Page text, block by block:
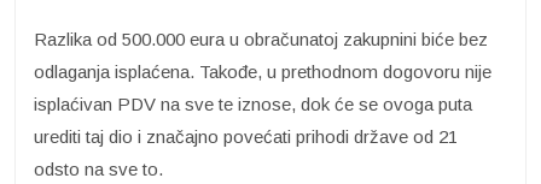
Razlika od 500.000 eura u obračunatoj zakupnini biće bez
odlaganja isplaćena. Takođe, u prethodnom dogovoru nije
isplaćivan PDV na sve te iznose, dok će se ovoga puta
urediti taj dio i značajno povećati prihodi države od 21
odsto na sve to.